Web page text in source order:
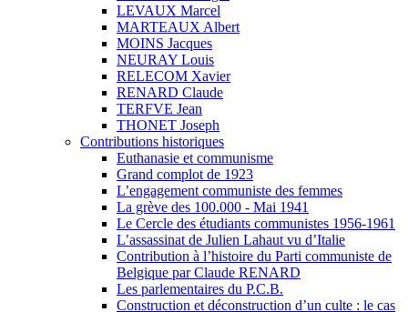
LEVAUX Marcel
MARTEAUX Albert
MOINS Jacques
NEURAY Louis
RELECOM Xavier
RENARD Claude
TERFVE Jean
THONET Joseph
Contributions historiques
Euthanasie et communisme
Grand complot de 1923
L’engagement communiste des femmes
La grève des 100.000 - Mai 1941
Le Cercle des étudiants communistes 1956-1961
L’assassinat de Julien Lahaut vu d’Italie
Contribution à l’histoire du Parti communiste de
Belgique par Claude RENARD
Les parlementaires du P.C.B.
Construction et déconstruction d’un culte : le cas